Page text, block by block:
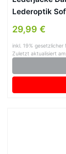
Lederoptik
Reverskragen
29,99 €
inkl. 19% gesetzlicher
Zuletzt aktualisiert